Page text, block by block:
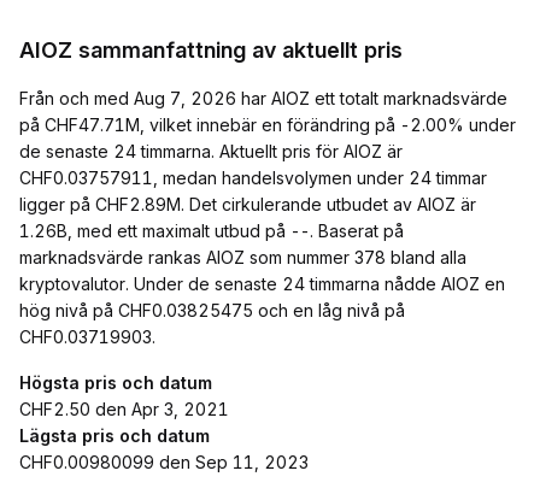
AIOZ sammanfattning av aktuellt pris
Från och med Aug 7, 2026 har AIOZ ett totalt marknadsvärde
på CHF47.71M, vilket innebär en förändring på -2.00% under
de senaste 24 timmarna. Aktuellt pris för AIOZ är
CHF0.03757911, medan handelsvolymen under 24 timmar
ligger på CHF2.89M. Det cirkulerande utbudet av AIOZ är
1.26B, med ett maximalt utbud på --. Baserat på
marknadsvärde rankas AIOZ som nummer 378 bland alla
kryptovalutor. Under de senaste 24 timmarna nådde AIOZ en
hög nivå på CHF0.03825475 och en låg nivå på
CHF0.03719903.
Högsta pris och datum
CHF2.50 den Apr 3, 2021
Lägsta pris och datum
CHF0.00980099 den Sep 11, 2023